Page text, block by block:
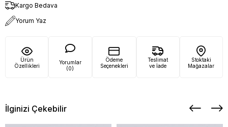
Kargo Bedava
Yorum Yaz
Ürün
Özellikleri
Yorumlar
(0)
Ödeme
Seçenekleri
Teslimat
ve İade
Stoktaki
Mağazalar
İlginizi Çekebilir